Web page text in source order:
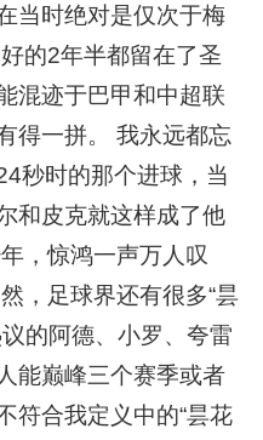
当时绝对是仅次于梅
的2年半都留在了圣
混迹于巴甲和中超联
得一拼。 我永远都忘
秒时的那个进球，当
和皮克就这样成了他
，惊鸿一声万人叹
，足球界还有很多“昙
的阿德、小罗、夸雷
能巅峰三个赛季或者
符合我定义中的“昙花